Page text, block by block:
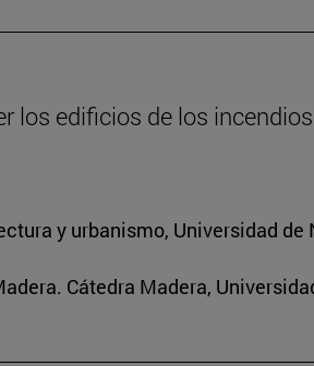
edificios de los
y urbanismo, Universidad de
Cátedra Madera,